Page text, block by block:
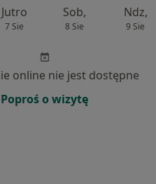
Jutro
7 Sie
Sob,
8 Sie
Ndz,
9 Sie
online nie jest dostępne
Poproś o wizytę